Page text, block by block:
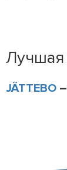
Лучшая
JÄTTEBO